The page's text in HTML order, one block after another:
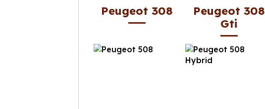
Peugeot 308
Peugeot 308
Gti